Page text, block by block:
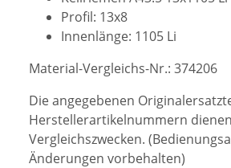
Profil: 13x8
Innenlänge: 1105 Li
Material-Vergleichs-Nr.: 374206
Die angegebenen
Herstellerartikelnummern
Vergleichszwecken.
Änderungen vorbehalten)